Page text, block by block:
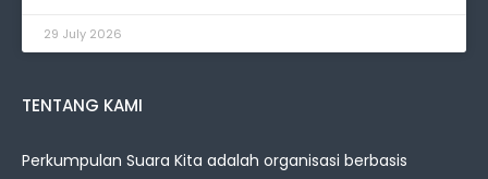
29 July 2026
TENTANG KAMI
Perkumpulan Suara Kita adalah organisasi berbasis